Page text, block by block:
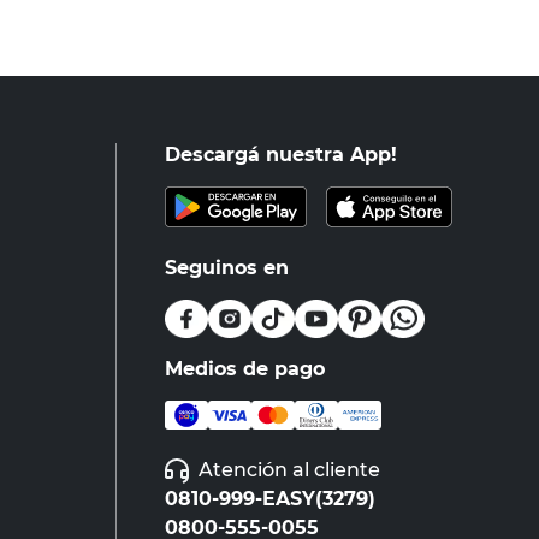
Descargá nuestra App!
Seguinos en
Medios de pago
Atención al cliente
0810-999-EASY(3279)
0800-555-0055